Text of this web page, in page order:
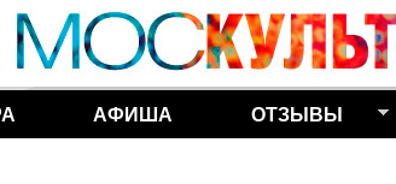
Перейти к
АФИША ОТЗЫВЫ